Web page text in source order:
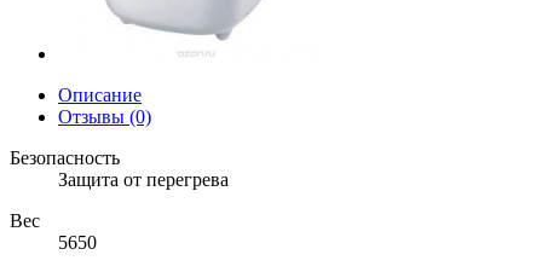
Описание
Отзывы (0)
Безопасность
Защита от перегрева
Вес
5650